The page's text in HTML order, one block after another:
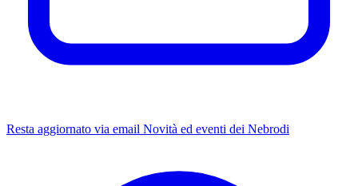
Resta aggiornato via email Novità ed eventi dei Nebrodi